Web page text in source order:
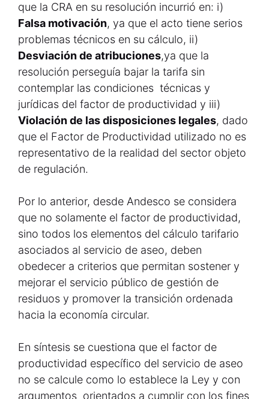
que la CRA en su resolución incurrió en: i)
Falsa motivación, ya que el acto tiene serios
problemas técnicos en su cálculo, ii)
Desviación de atribuciones,ya que la
resolución perseguía bajar la tarifa sin
contemplar las condiciones técnicas y
jurídicas del factor de productividad y iii)
Violación de las disposiciones legales, dado
que el Factor de Productividad utilizado no es
representativo de la realidad del sector objeto
de regulación.
Por lo anterior, desde Andesco se considera
que no solamente el factor de productividad,
sino todos los elementos del cálculo tarifario
asociados al servicio de aseo, deben
obedecer a criterios que permitan sostener y
mejorar el servicio público de gestión de
residuos y promover la transición ordenada
hacia la economía circular.
En síntesis se cuestiona que el factor de
productividad específico del servicio de aseo
no se calcule como lo establece la Ley y con
argumentos orientados a cumplir con los fines